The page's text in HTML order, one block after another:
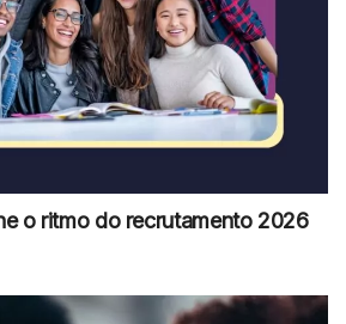
o ritmo do recrutamento 2026